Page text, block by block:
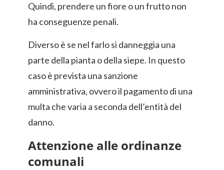
Quindi, prendere un fiore o un frutto non
ha conseguenze penali.
Diverso è se nel farlo si danneggia una
parte della pianta o della siepe. In questo
caso è prevista una sanzione
amministrativa, ovvero il pagamento di una
multa che varia a seconda dell’entità del
danno.
Attenzione alle ordinanze
comunali